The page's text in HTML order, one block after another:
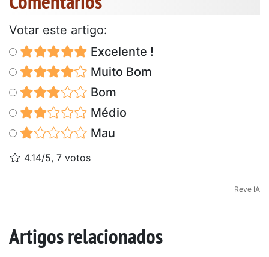
Votar este artigo:
Excelente !
Muito Bom
Bom
Médio
Mau
4.14/5, 7 votos
Reve IA
Artigos relacionados